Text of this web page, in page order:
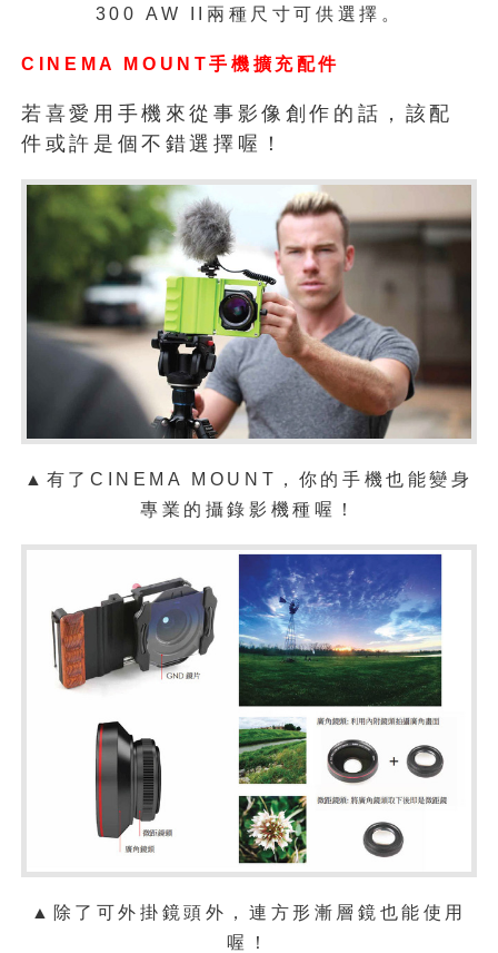
300
AW II兩種尺寸可供選擇。
CINEMA MOUNT手機擴充配件
若喜愛用手機來從事影像創作的話，該配
件或許是個不錯選擇喔！
▲有了CINEMA MOUNT，你的手機也能變身
專業的攝錄影機種喔！
▲除了可外掛鏡頭外，連方形漸層鏡也能使用
喔！